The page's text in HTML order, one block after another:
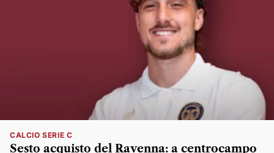
CALCIO SERIE C
Sesto acquisto del Ravenna: a centrocampo